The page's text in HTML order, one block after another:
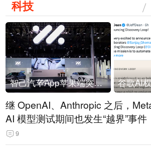
科技
智己汽车App苹果端突然“下架”
继 OpenAI、Anthropic 之后，
AI 模型测试期间也发生“越界”事件
9